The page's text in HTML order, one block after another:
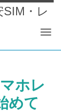
・レ
ホレ
めて